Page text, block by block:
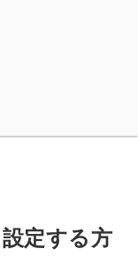
定する方